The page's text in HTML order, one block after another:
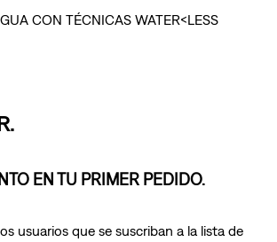
CON TÉCNICAS WATER<LESS
EN TU PRIMER PEDIDO.
usuarios que se suscriban a la lista de